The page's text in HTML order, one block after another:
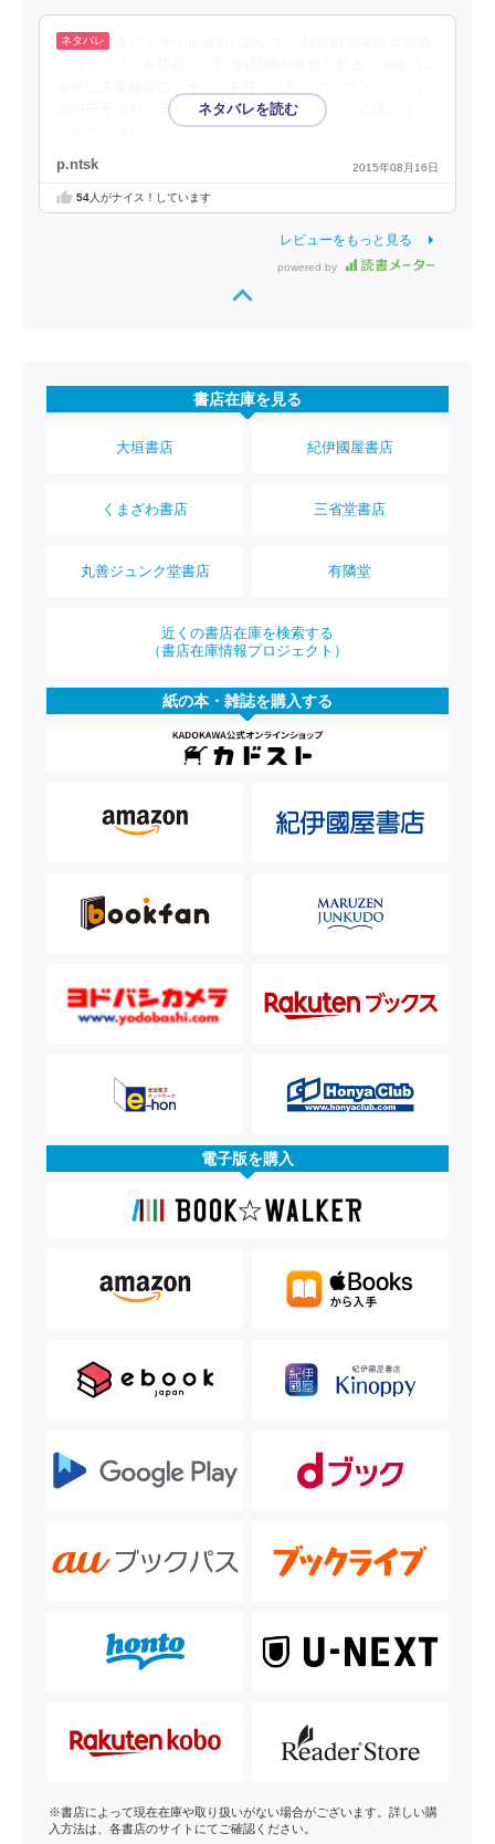
の犯行予告が。浮かび上がる元自衛官の影。『亡国のイ
p.ntsk 2015年08月16日
54人がナイス！しています
レビューをもっと見る
powered by
書店在庫を見る
大垣書店 紀伊國屋書店
くまざわ書店 三省堂書店
丸善ジュンク堂書店 有隣堂
近くの書店在庫を検索する
（書店在庫情報プロジェクト）
紙の本・雑誌を購入する
電子版を購入
※書店によって現在在庫や取り扱いがない場合がございます。詳しい購
入方法は、各書店のサイトにてご確認ください。